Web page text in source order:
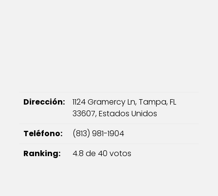
Dirección:
1124 Gramercy Ln, Tampa, FL
33607, Estados Unidos
Teléfono:
(813) 981-1904
Ranking:
4.8 de 40 votos